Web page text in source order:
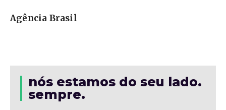
Agência Brasil
nós estamos do seu lado.
sempre.